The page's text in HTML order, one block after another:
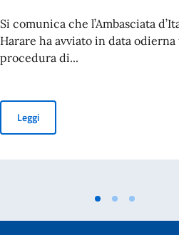
PER L’ESPATRIO DAL 3 AGOSTO
Si comunica che l’Ambasciata
Harare ha avviato in data odierna
procedura di...
LeggiAVVISO DI ASSUNZIONE DI N.1